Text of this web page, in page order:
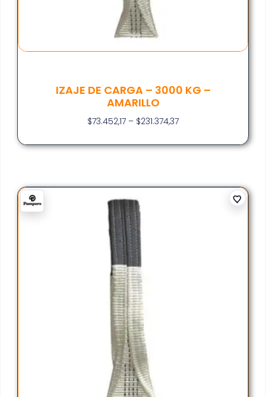
IZAJE DE CARGA – 3000 KG –
AMARILLO
$73.452,17 – $231.374,37